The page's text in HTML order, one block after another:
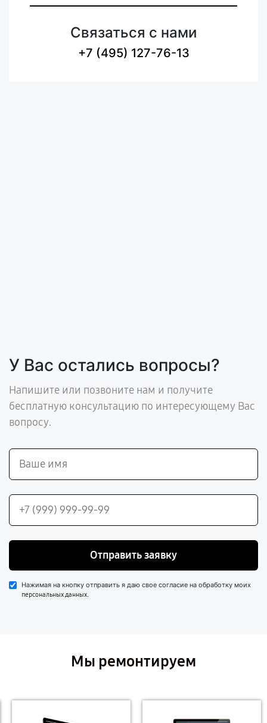
Связаться с нами
+7 (495) 127-76-13
У Вас остались вопросы?
Напишите или позвоните нам и получите
бесплатную консультацию по интересующему Вас
вопросу.
Отправить заявку
Нажимая на кнопку отправить я даю свое согласие на обработку моих
персональных данных.
Мы ремонтируем